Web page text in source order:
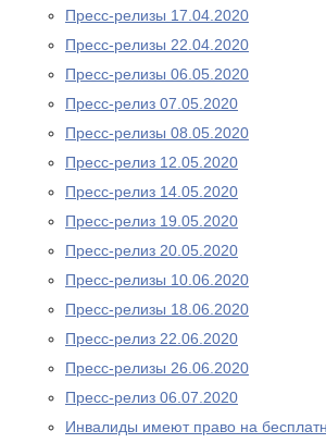
Пресс-релизы 17.04.2020
Пресс-релизы 22.04.2020
Пресс-релизы 06.05.2020
Пресс-релиз 07.05.2020
Пресс-релизы 08.05.2020
Пресс-релиз 12.05.2020
Пресс-релиз 14.05.2020
Пресс-релиз 19.05.2020
Пресс-релиз 20.05.2020
Пресс-релизы 10.06.2020
Пресс-релизы 18.06.2020
Пресс-релиз 22.06.2020
Пресс-релизы 26.06.2020
Пресс-релиз 06.07.2020
Инвалиды имеют право на